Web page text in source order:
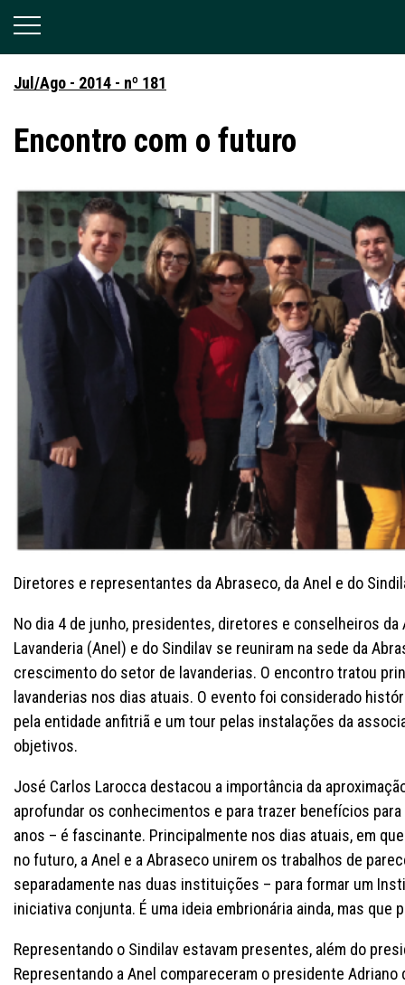
Jul/Ago - 2014 - nº 181
Encontro com o futuro
Diretores e representantes da Abraseco, da Anel e do
No dia 4 de junho, presidentes, diretores e conselheiros
Lavanderia (Anel) e do Sindilav se reuniram na sede da
crescimento do setor de lavanderias. O encontro tratou
lavanderias nos dias atuais. O evento foi considerado
pela entidade anfitriã e um tour pelas instalações da
objetivos.
José Carlos Larocca destacou a importância da
aprofundar os conhecimentos e para trazer benefícios
anos – é fascinante. Principalmente nos dias atuais, em
no futuro, a Anel e a Abraseco unirem os trabalhos de
separadamente nas duas instituições – para formar um
iniciativa conjunta. É uma ideia embrionária ainda, mas que
Representando o Sindilav estavam presentes, além do
Representando a Anel compareceram o presidente